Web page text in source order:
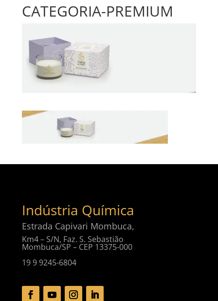
CATEGORIA-PREMIUM
Indústria Química
Estrada Capivari Mombuca,
Km4 – S/N, Faz. S. Sebastião
Mombuca/SP – CEP 13375-000
19 9 9245-6804